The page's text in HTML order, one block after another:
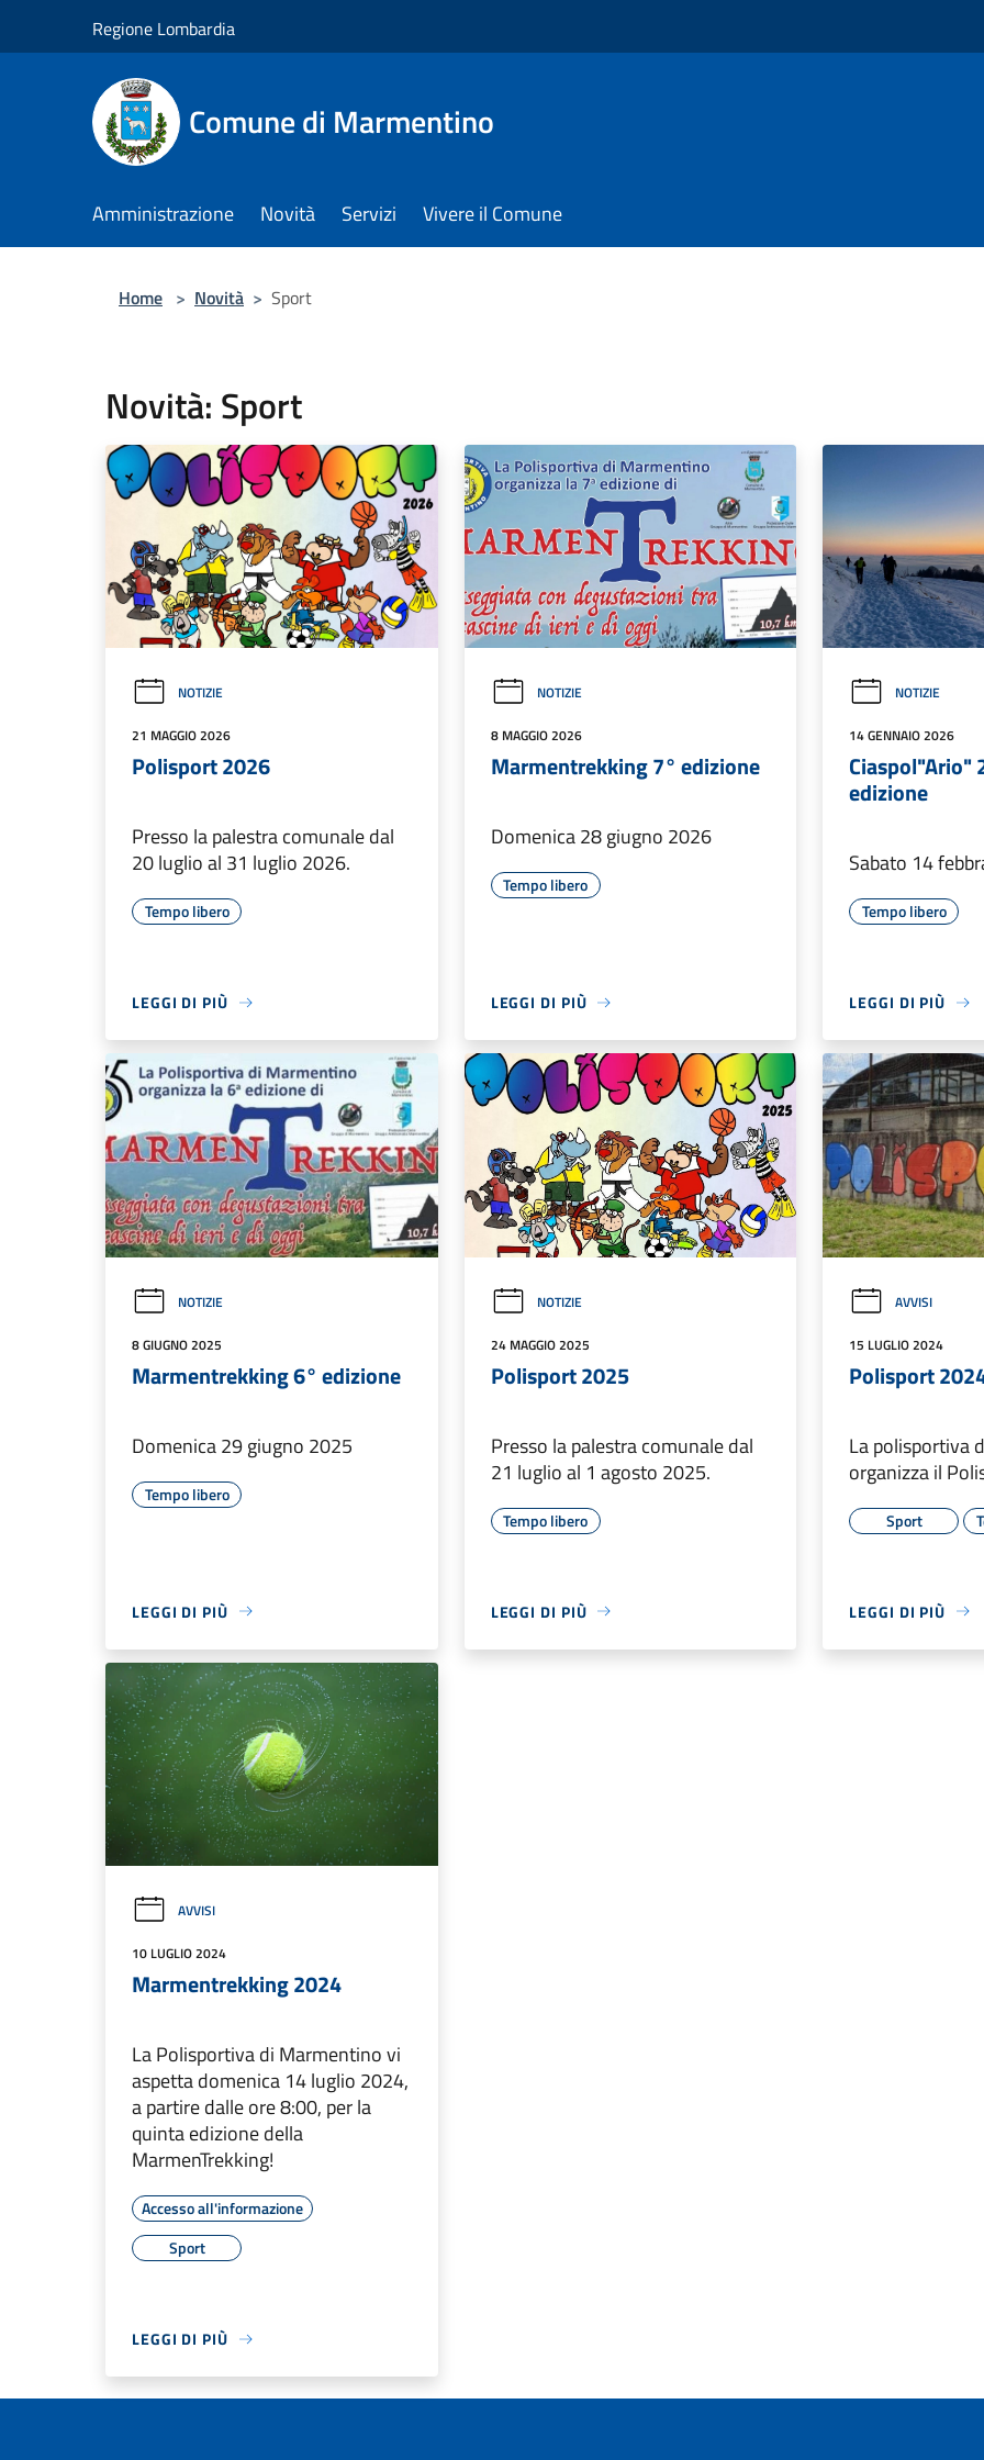
Regione Lombardia
Comune di Marmentino
Amministrazione Novità Servizi Vivere il Comune
Home > Novità > Sport
Novità: Sport
NOTIZIE
21 MAGGIO 2026
Polisport 2026
Presso la palestra comunale dal
20 luglio al 31 luglio 2026.
Tempo libero
LEGGI DI PIÙ
NOTIZIE
8 MAGGIO 2026
Marmentrekking 7° edizione
Domenica 28 giugno 2026
Tempo libero
LEGGI DI PIÙ
NOTIZIE
14 GENNAIO 2026
Ciaspol"Ario"
edizione
Sabato 14
Tempo libero
LEGGI DI PIÙ
NOTIZIE
8 GIUGNO 2025
Marmentrekking 6° edizione
Domenica 29 giugno 2025
Tempo libero
LEGGI DI PIÙ
NOTIZIE
24 MAGGIO 2025
Polisport 2025
Presso la palestra comunale dal
21 luglio al 1 agosto 2025.
Tempo libero
LEGGI DI PIÙ
AVVISI
15 LUGLIO 2024
Polisport
La polisportiva
organizza il
Sport
LEGGI DI PIÙ
AVVISI
10 LUGLIO 2024
Marmentrekking 2024
La Polisportiva di Marmentino vi
aspetta domenica 14 luglio 2024,
a partire dalle ore 8:00, per la
quinta edizione della
MarmenTrekking!
Accesso all'informazione
Sport
LEGGI DI PIÙ